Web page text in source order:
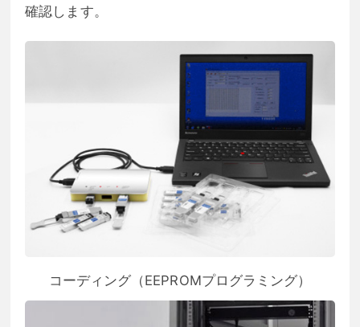
確認します。
コーディング（EEPROMプログラミング）